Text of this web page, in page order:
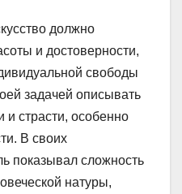
должно
и достоверности,
свободы
задачей описывать
и страсти, особенно
В своих
показывал сложность
натуры,